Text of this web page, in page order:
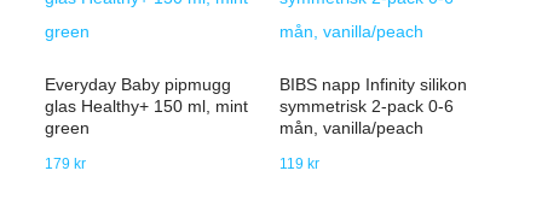
Everyday Baby pipmugg
glas Healthy+ 150 ml, mint
green
179kr
BIBS napp Infinity silikon
symmetrisk 2-pack 0-6
mån, vanilla/peach
119kr